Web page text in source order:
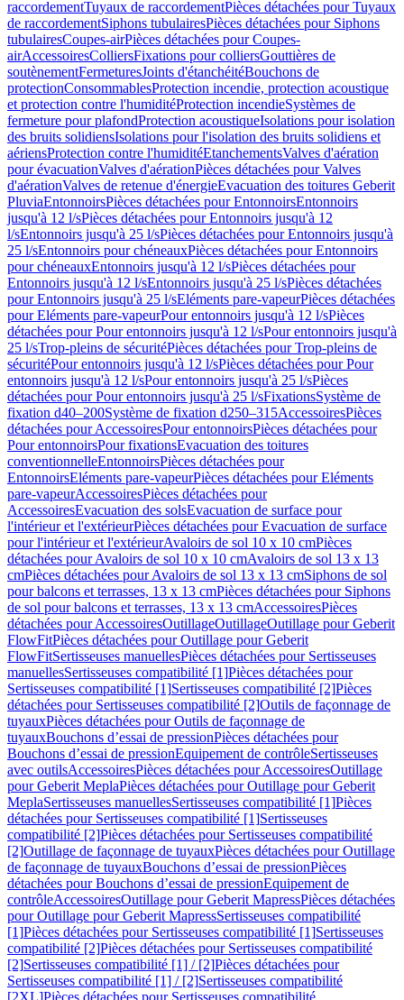
raccordementTuyaux de raccordementPièces détachées pour Tuyaux
de raccordementSiphons tubulairesPièces détachées pour Siphons
tubulairesCoupes-airPièces détachées pour Coupes-
airAccessoiresColliersFixations pour colliersGouttières de
soutènementFermeturesJoints d'étanchéitéBouchons de
protectionConsommablesProtection incendie, protection acoustique
et protection contre l'humiditéProtection incendieSystèmes de
fermeture pour plafondProtection acoustiqueIsolations pour isolation
des bruits solidiensIsolations pour l'isolation des bruits solidiens et
aériensProtection contre l'humiditéEtanchementsValves d'aération
pour évacuationValves d'aérationPièces détachées pour Valves
d'aérationValves de retenue d'énergieEvacuation des toitures Geberit
PluviaEntonnoirsPièces détachées pour EntonnoirsEntonnoirs
jusqu'à 12 l/sPièces détachées pour Entonnoirs jusqu'à 12
l/sEntonnoirs jusqu'à 25 l/sPièces détachées pour Entonnoirs jusqu'à
25 l/sEntonnoirs pour chéneauxPièces détachées pour Entonnoirs
pour chéneauxEntonnoirs jusqu'à 12 l/sPièces détachées pour
Entonnoirs jusqu'à 12 l/sEntonnoirs jusqu'à 25 l/sPièces détachées
pour Entonnoirs jusqu'à 25 l/sEléments pare-vapeurPièces détachées
pour Eléments pare-vapeurPour entonnoirs jusqu'à 12 l/sPièces
détachées pour Pour entonnoirs jusqu'à 12 l/sPour entonnoirs jusqu'à
25 l/sTrop-pleins de sécuritéPièces détachées pour Trop-pleins de
sécuritéPour entonnoirs jusqu'à 12 l/sPièces détachées pour Pour
entonnoirs jusqu'à 12 l/sPour entonnoirs jusqu'à 25 l/sPièces
détachées pour Pour entonnoirs jusqu'à 25 l/sFixationsSystème de
fixation d40–200Système de fixation d250–315AccessoiresPièces
détachées pour AccessoiresPour entonnoirsPièces détachées pour
Pour entonnoirsPour fixationsEvacuation des toitures
conventionnelleEntonnoirsPièces détachées pour
EntonnoirsEléments pare-vapeurPièces détachées pour Eléments
pare-vapeurAccessoiresPièces détachées pour
AccessoiresEvacuation des solsEvacuation de surface pour
l'intérieur et l'extérieurPièces détachées pour Evacuation de surface
pour l'intérieur et l'extérieurAvaloirs de sol 10 x 10 cmPièces
détachées pour Avaloirs de sol 10 x 10 cmAvaloirs de sol 13 x 13
cmPièces détachées pour Avaloirs de sol 13 x 13 cmSiphons de sol
pour balcons et terrasses, 13 x 13 cmPièces détachées pour Siphons
de sol pour balcons et terrasses, 13 x 13 cmAccessoiresPièces
détachées pour AccessoiresOutillageOutillageOutillage pour Geberit
FlowFitPièces détachées pour Outillage pour Geberit
FlowFitSertisseuses manuellesPièces détachées pour Sertisseuses
manuellesSertisseuses compatibilité [1]Pièces détachées pour
Sertisseuses compatibilité [1]Sertisseuses compatibilité [2]Pièces
détachées pour Sertisseuses compatibilité [2]Outils de façonnage de
tuyauxPièces détachées pour Outils de façonnage de
tuyauxBouchons d’essai de pressionPièces détachées pour
Bouchons d’essai de pressionEquipement de contrôleSertisseuses
avec outilsAccessoiresPièces détachées pour AccessoiresOutillage
pour Geberit MeplaPièces détachées pour Outillage pour Geberit
MeplaSertisseuses manuellesSertisseuses compatibilité [1]Pièces
détachées pour Sertisseuses compatibilité [1]Sertisseuses
compatibilité [2]Pièces détachées pour Sertisseuses compatibilité
[2]Outillage de façonnage de tuyauxPièces détachées pour Outillage
de façonnage de tuyauxBouchons d’essai de pressionPièces
détachées pour Bouchons d’essai de pressionEquipement de
contrôleAccessoiresOutillage pour Geberit MapressPièces détachées
pour Outillage pour Geberit MapressSertisseuses compatibilité
[1]Pièces détachées pour Sertisseuses compatibilité [1]Sertisseuses
compatibilité [2]Pièces détachées pour Sertisseuses compatibilité
[2]Sertisseuses compatibilité [1] / [2]Pièces détachées pour
Sertisseuses compatibilité [1] / [2]Sertisseuses compatibilité
[2XL]Pièces détachées pour Sertisseuses compatibilité